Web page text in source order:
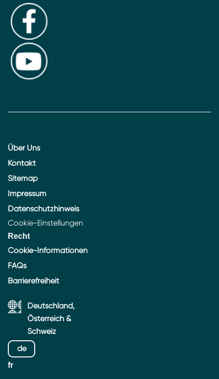
Über Uns
Kontakt
Sitemap
Impressum
Datenschutzhinweis
Cookie-Einstellungen
Recht
Cookie-Informationen
FAQs
Barrierefreiheit
Deutschland,
Österreich &
Schweiz
de
fr